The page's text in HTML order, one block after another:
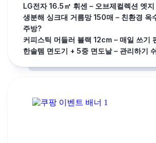
LG전자 16.5㎡ 휘센 – 오브제컬렉션 엣
생분해 싱크대 거름망 150매 – 친환경 옥
주방?
커피스틱 머들러 블랙 12cm – 매일 쓰기
한솔템 면도기 + 5중 면도날 – 관리하기